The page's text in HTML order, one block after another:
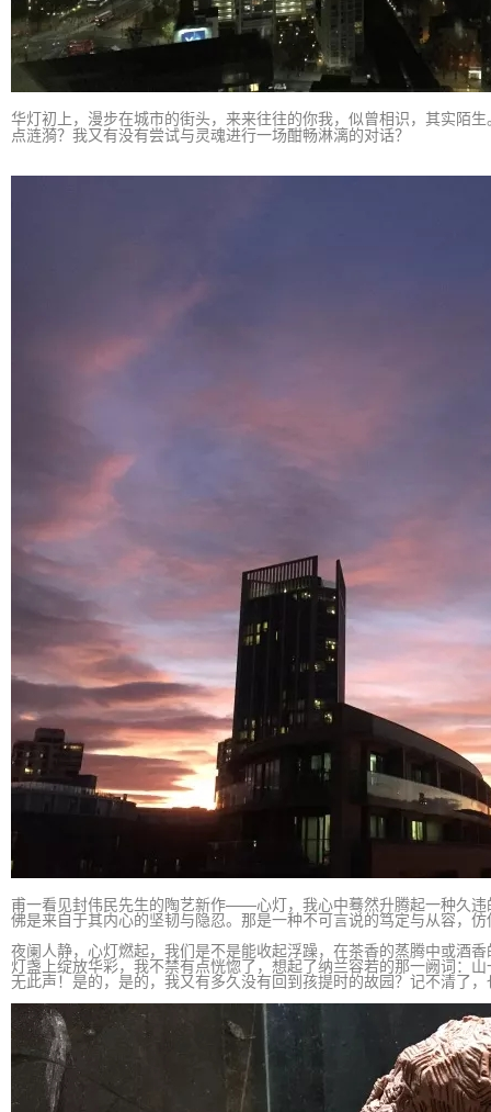
华灯初上，漫步在城市的街头，来来往往的你我，似曾相识，其实陌
点涟漪？我又有没有尝试与灵魂进行一场酣畅淋漓的对话？
甫一看见封伟民先生的陶艺新作——心灯，我心中蓦然升腾起一种久
佛是来自于其内心的坚韧与隐忍。那是一种不可言说的笃定与从容，
夜阑人静，心灯燃起，我们是不是能收起浮躁，在茶香的蒸腾中或酒
灯盏上绽放华彩，我不禁有点恍惚了，想起了纳兰容若的那一阙词：
无此声！是的，是的，我又有多久没有回到孩提时的故园？记不清了